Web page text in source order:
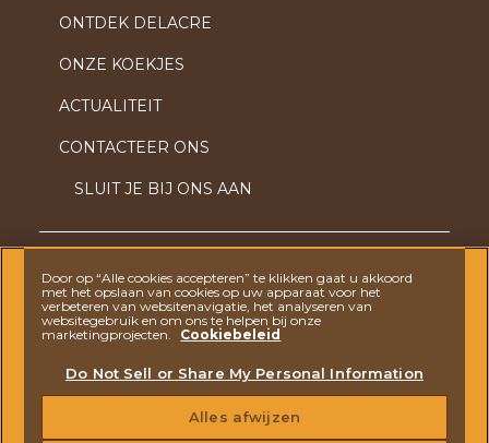
ONTDEK DELACRE
ONZE KOEKJES
ACTUALITEIT
CONTACTEER ONS
SLUIT JE BIJ ONS AAN
COOKIE POLICY GEDRAGSCODE
VRAGEN? AARZEL DAN NIET OM CONTACT MET
ONSOP TE NEMEN
Door op “Alle cookies accepteren” te klikken gaat u akkoord
met het opslaan van cookies op uw apparaat voor het
verbeteren van websitenavigatie, het analyseren van
websitegebruik en om ons te helpen bij onze
marketingprojecten.
Cookiebeleid
Do Not Sell or Share My Personal Information
Alles afwijzen